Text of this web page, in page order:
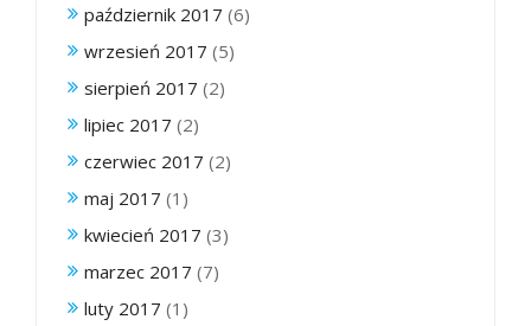
październik 2017 (6)
wrzesień 2017 (5)
sierpień 2017 (2)
lipiec 2017 (2)
czerwiec 2017 (2)
maj 2017 (1)
kwiecień 2017 (3)
marzec 2017 (7)
luty 2017 (1)